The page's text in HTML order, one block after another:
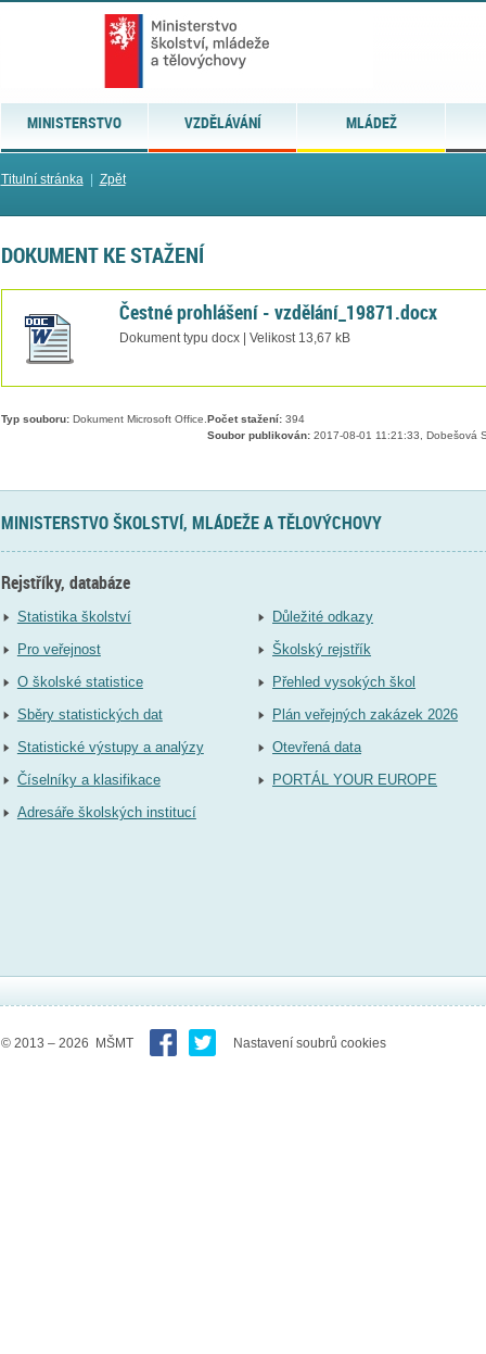
MINISTERSTVO VZDĚLÁVÁNÍ MLÁDEŽ
Titulní stránka| Zpět
DOKUMENT KE STAŽENÍ
Čestné prohlášení - vzdělání_19871.docx
Dokument typu docx | Velikost 13,67 kB
Typ souboru:Dokument Microsoft Office. Počet stažení:394
Soubor publikován:2017-08-01 11:21:33, Dobešová
MINISTERSTVO ŠKOLSTVÍ, MLÁDEŽE A TĚLOVÝCHOVY
Rejstříky, databáze
Statistika školství
Pro veřejnost
O školské statistice
Sběry statistických dat
Statistické výstupy a analýzy
Číselníky a klasifikace
Adresáře školských institucí
Důležité odkazy
Školský rejstřík
Přehled vysokých škol
Plán veřejných zakázek 2026
Otevřená data
PORTÁL YOUR EUROPE
© 2013 – 2026 MŠMT Nastavení soubrů cookies